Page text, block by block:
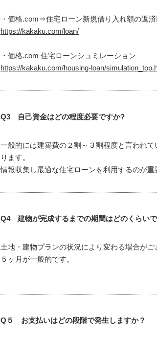
・価格.com⇒住宅ローン新規借り入れ額の返済
https://kakaku.com/loan/
・価格.com 住宅ローンシュミレーション
https://kakaku.com/housing-loan/
Q3 自己資金はどの程度必要ですか?
一般的には建築費の２割～３割程度と言われ
ります。
情報収集し最適な住宅ローンを利用するのが重
Q4 建物が完成するまでの期間はどのくらい
土地・建物プランの状況により変わる場合が
５ヶ月が一般的です。
Q５ お支払いはどの段階で発生しますか？